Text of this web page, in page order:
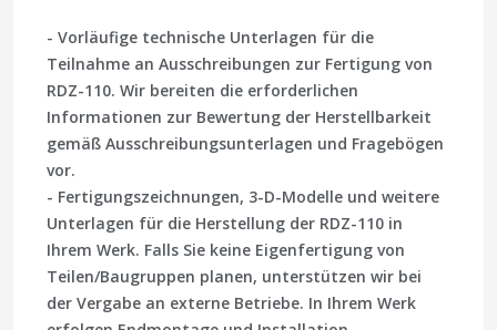
- Vorläufige technische Unterlagen für die
Teilnahme an Ausschreibungen zur Fertigung von
RDZ-110. Wir bereiten die erforderlichen
Informationen zur Bewertung der Herstellbarkeit
gemäß Ausschreibungsunterlagen und Fragebögen
vor.
- Fertigungszeichnungen, 3-D-Modelle und weitere
Unterlagen für die Herstellung der RDZ-110 in
Ihrem Werk. Falls Sie keine Eigenfertigung von
Teilen/Baugruppen planen, unterstützen wir bei
der Vergabe an externe Betriebe. In Ihrem Werk